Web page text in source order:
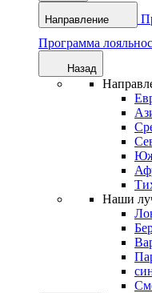
Направление
Программа
Назад
Наши